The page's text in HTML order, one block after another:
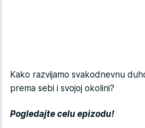
Kako razvijamo svakodnevnu
prema sebi i svojoj okolini?
Pogledajte celu epizodu!